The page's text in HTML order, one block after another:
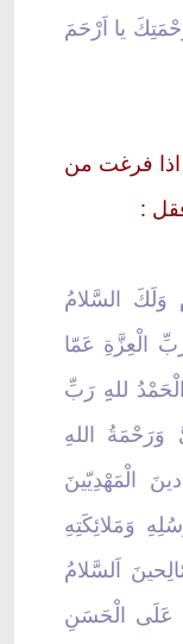
يا اَرْحَمَ
اذا فرغت من
:
وَلَكَ السَّلامُ
الْعِزَّةِ عَمّا
للهِِ رَبِّ
وَرَحْمَةُ اللهِ
الْمَهْدِيّينَ
وَمَلائِكَتِهِ
اَلسَّلامُ
عَلَى الْحَسَنِ